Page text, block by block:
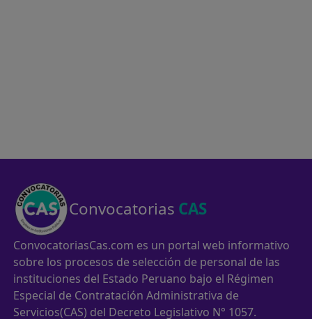
Convocatorias CAS
ConvocatoriasCas.com es un portal web informativo
sobre los procesos de selección de personal de las
instituciones del Estado Peruano bajo el Régimen
Especial de Contratación Administrativa de
Servicios(CAS) del Decreto Legislativo N° 1057.